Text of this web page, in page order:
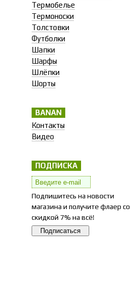
Термобелье
Термоноски
Толстовки
Футболки
Шапки
Шарфы
Шлёпки
Шорты
BANAN
Контакты
Видео
ПОДПИСКА
Подпишитесь на новости
магазина и получите флаер со
скидкой 7% на всё!